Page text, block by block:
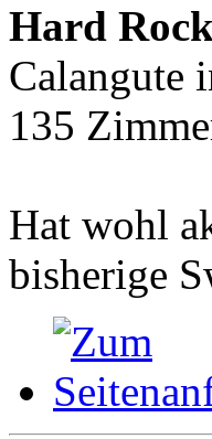
Hard
Calangute
135
Hat wohl
bisherige